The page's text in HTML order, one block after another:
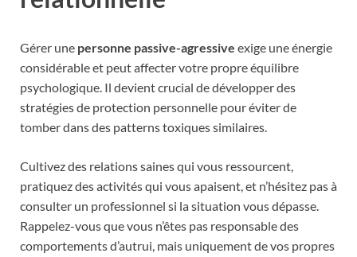
Gérer une personne passive-agressive exige une énergie
considérable et peut affecter votre propre équilibre
psychologique. Il devient crucial de développer des
stratégies de protection personnelle pour éviter de
tomber dans des patterns toxiques similaires.
Cultivez des relations saines qui vous ressourcent,
pratiquez des activités qui vous apaisent, et n’hésitez pas à
consulter un professionnel si la situation vous dépasse.
Rappelez-vous que vous n’êtes pas responsable des
comportements d’autrui, mais uniquement de vos propres